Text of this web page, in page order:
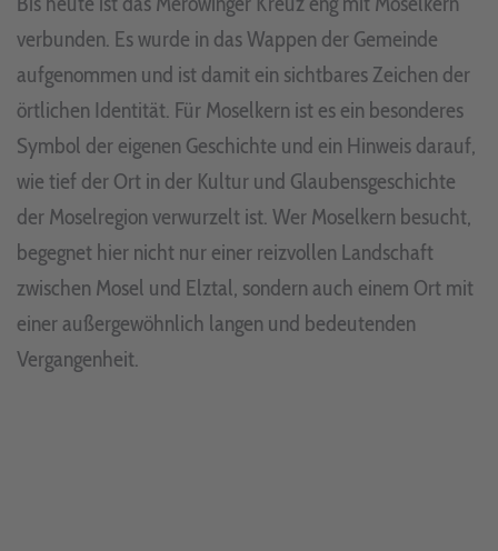
verbunden. Es wurde in das Wappen der Gemeinde
aufgenommen und ist damit ein sichtbares Zeichen der
örtlichen Identität. Für Moselkern ist es ein besonderes
Symbol der eigenen Geschichte und ein Hinweis darauf,
wie tief der Ort in der Kultur und Glaubensgeschichte
der Moselregion verwurzelt ist. Wer Moselkern besucht,
begegnet hier nicht nur einer reizvollen Landschaft
zwischen Mosel und Elztal, sondern auch einem Ort mit
einer außergewöhnlich langen und bedeutenden
Vergangenheit.